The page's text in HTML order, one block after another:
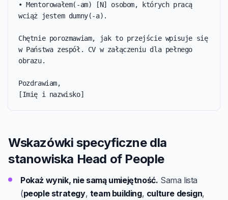
• Mentorowałem(-am) [N] osobom, których pracą
wciąż jestem dumny(-a).
Chętnie porozmawiam, jak to przejście wpisuje się
w Państwa zespół. CV w załączeniu dla pełnego
obrazu.
Pozdrawiam,
[Imię i nazwisko]
Wskazówki specyficzne dla
stanowiska Head of People
Pokaż wynik, nie samą umiejętność. Sama lista
(people strategy, team building, culture design,